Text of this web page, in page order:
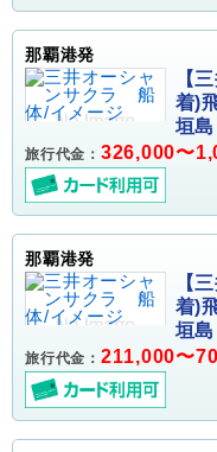
那覇港発
【
着)
垣
旅行代金： 326,000〜
那覇港発
【
着)
垣
旅行代金： 211,000〜